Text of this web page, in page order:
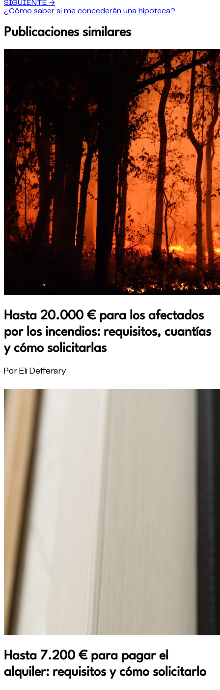
SIGUIENTE →
¿Cómo saber si me concederán una hipoteca?
Publicaciones similares
Hasta 20.000 € para los afectados
por los incendios: requisitos, cuantías
y cómo solicitarlas
Por Eli Defferary
Hasta 7.200 € para pagar el
alquiler: requisitos y cómo solicitarlo